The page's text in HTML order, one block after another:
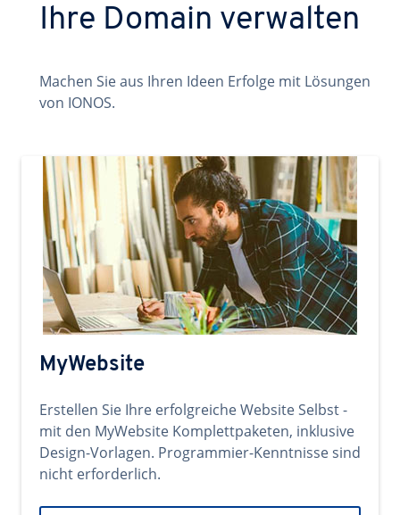
Ihre Domain verwalten
Machen Sie aus Ihren Ideen Erfolge mit Lösungen
von IONOS.
MyWebsite
Erstellen Sie Ihre erfolgreiche Website Selbst -
mit den MyWebsite Komplettpaketen, inklusive
Design-Vorlagen. Programmier-Kenntnisse sind
nicht erforderlich.